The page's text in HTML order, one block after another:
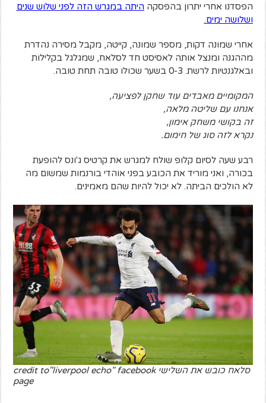
הפסדנו אחרי יתרון בהפסקה היתה במגרש הזה לפני שלוש שנים
ושלושה ימים.
אחרי שמונה דקות, מספר שמונה, קייטה, מקבל מסירה נהדרת
מההגנה ומנצל אותה לאסיסט חד לסלאח, שמגלגל בקלילות
ובאלגנטיות לרשת. 0-3 בשער שכולו טובה תחת טובה.
המקומיים מאבדים עוד שחקן לפציעה,
אנחנו עם שליטה מלאה,
זה בקושי משחק אימון,
נקרא לזה סוג של חימום.
רבע שעה לסיום קלופ שולח למגרש את קרטיס ג'ונס להופעת
בכורה, ואני מוריד את הכובע בפני אוהדי בורנמות שמשום מה
לא הולכים הביתה. לא יכול להיות שהם מאמינים.
סלאח כובש את השלישי credit to"liverpool echo" facebook
page